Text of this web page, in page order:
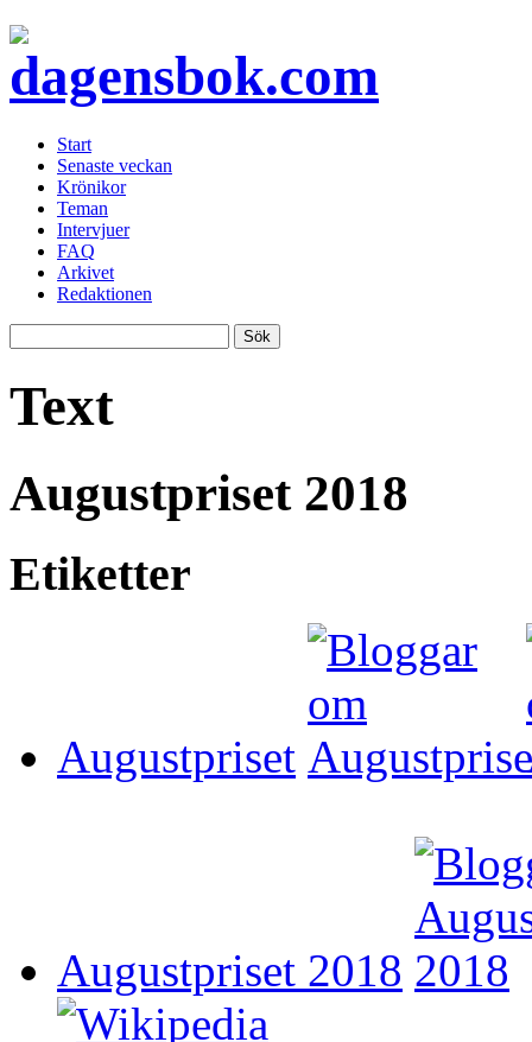
Start
Senaste veckan
Krönikor
Teman
Intervjuer
FAQ
Arkivet
Redaktionen
Text
Augustpriset 2018
Etiketter
Augustpriset
Augustpriset 2018